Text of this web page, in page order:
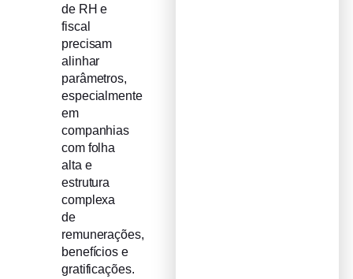
de RH e
fiscal
precisam
alinhar
parâmetros,
especialmente
em
companhias
com folha
alta e
estrutura
complexa
de
remunerações,
benefícios e
gratificações.